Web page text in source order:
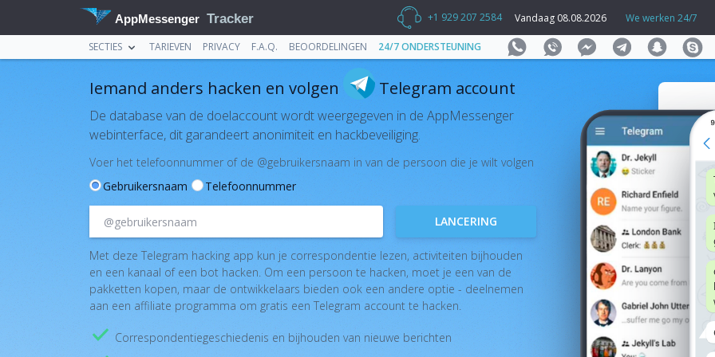
AppMessenger Tracker +1 929 207 2584 Vandaag 08.08.2026 We werken 24/7
SECTIES
TARIEVEN PRIVACY F.A.Q. BEOORDELINGEN 24/7 ONDERSTEUNING
Iemand anders hacken en volgen Telegram account
De database van de doelaccount wordt weergegeven in de AppMessenger
webinterface, dit garandeert anonimiteit en hackbeveiliging.
Voer het telefoonnummer of de @gebruikersnaam in van de persoon die je wilt volgen
Gebruikersnaam
Telefoonnummer
LANCERING
Met deze Telegram hacking app kun je correspondentie lezen, activiteiten bijhouden
en een kanaal of een bot hacken. Om een persoon te hacken, moet je een van de
pakketten kopen, maar de ontwikkelaars bieden ook een andere optie - deelnemen
aan een affiliate programma om gratis een Telegram account te hacken.
Correspondentiegeschiedenis en bijhouden van nieuwe berichten